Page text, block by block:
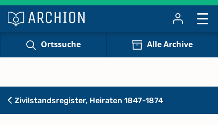
Ortssuche Alle Archive
Zivilstandsregister, Heiraten 1847-1874